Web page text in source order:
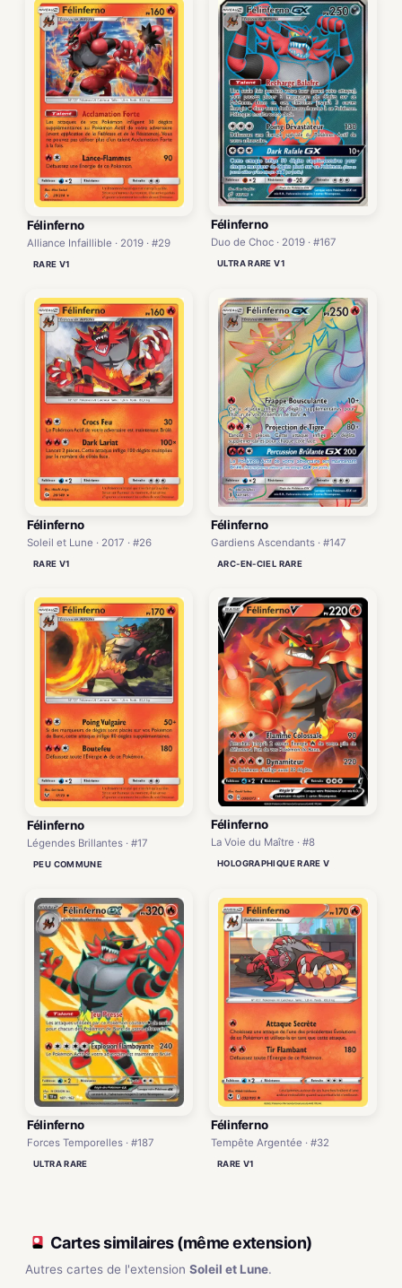
Félinferno
Alliance Infaillible · 2019 · #29
RARE V1
Félinferno
Duo de Choc · 2019 · #167
ULTRA RARE V1
Félinferno
Soleil et Lune · 2017 · #26
RARE V1
Félinferno
Gardiens Ascendants · #147
ARC-EN-CIEL RARE
Félinferno
Légendes Brillantes · #17
PEU COMMUNE
Félinferno
La Voie du Maître · #8
HOLOGRAPHIQUE RARE V
Félinferno
Forces Temporelles · #187
ULTRA RARE
Félinferno
Tempête Argentée · #32
RARE V1
Cartes similaires (même extension)
Autres cartes de l'extension Soleil et Lune.